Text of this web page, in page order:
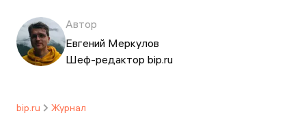
Автор
Евгений Меркулов
Шеф-редактор bip.ru
bip.ru Журнал